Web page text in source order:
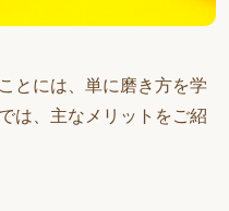
とには、単に磨き方を学
は、主なメリットをご紹